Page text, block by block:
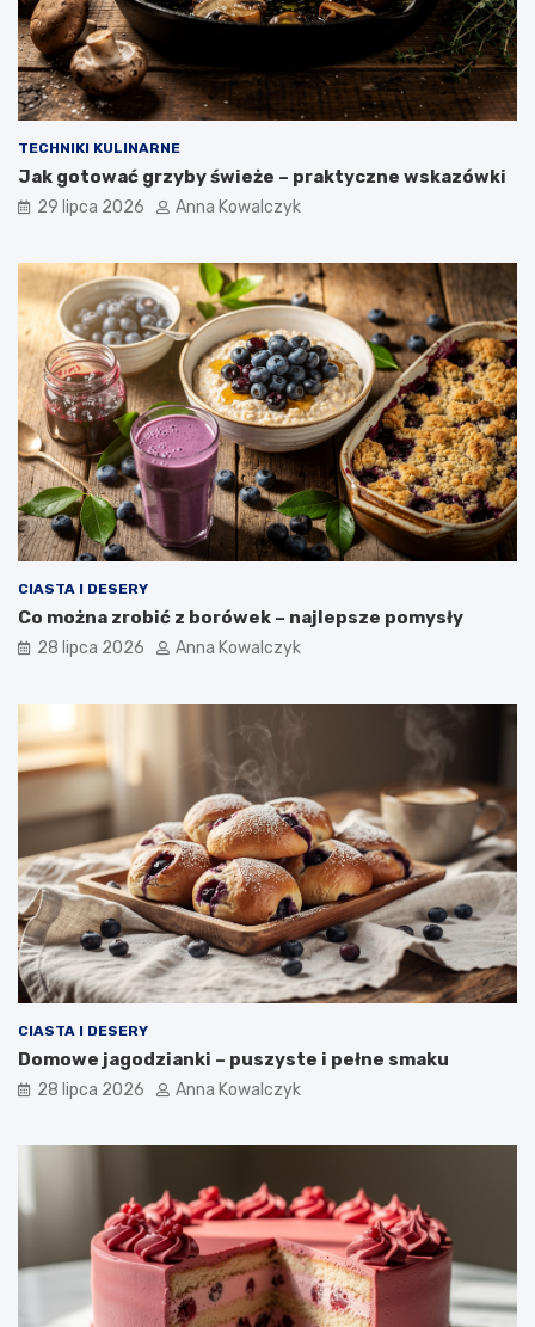
TECHNIKI KULINARNE
Jak gotować grzyby świeże – praktyczne wskazówki
29 lipca 2026 Anna Kowalczyk
CIASTA I DESERY
Co można zrobić z borówek – najlepsze pomysły
28 lipca 2026 Anna Kowalczyk
CIASTA I DESERY
Domowe jagodzianki – puszyste i pełne smaku
28 lipca 2026 Anna Kowalczyk